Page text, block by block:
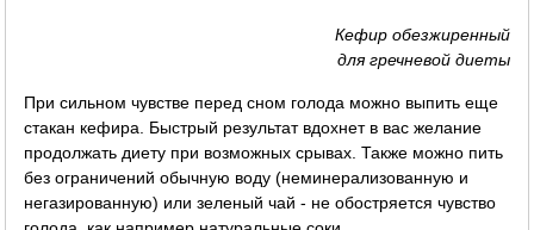
Кефир обезжиренный
для гречневой диеты
При сильном чувстве перед сном голода можно выпить еще
стакан кефира. Быстрый результат вдохнет в вас желание
продолжать диету при возможных срывах. Также можно пить
без ограничений обычную воду (неминерализованную и
негазированную) или зеленый чай - не обостряется чувство